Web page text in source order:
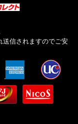
送信されますのでご安